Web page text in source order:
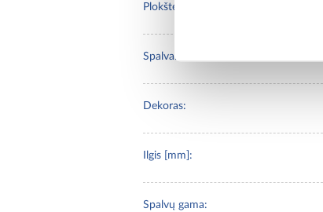
Plokštės konstrukcija:
Spalva:
Dekoras:
Ilgis [mm]:
Spalvų gama: